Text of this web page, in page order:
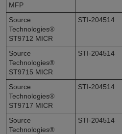
MFP
Source
Technologies®
ST9712 MICR
STI-204514
Source
Technologies®
ST9715 MICR
STI-204514
Source
Technologies®
ST9717 MICR
STI-204514
Source
Technologies®
STI-204514